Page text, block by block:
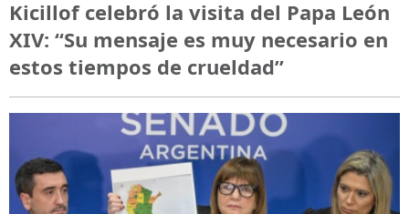
Kicillof celebró la visita del Papa León
XIV: “Su mensaje es muy necesario en
estos tiempos de crueldad”